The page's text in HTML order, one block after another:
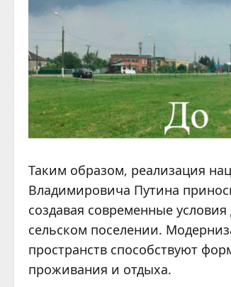
Таким образом, реализация
Владимировича Путина
создавая современные
сельском поселении.
пространств способствуют
проживания и отдыха.